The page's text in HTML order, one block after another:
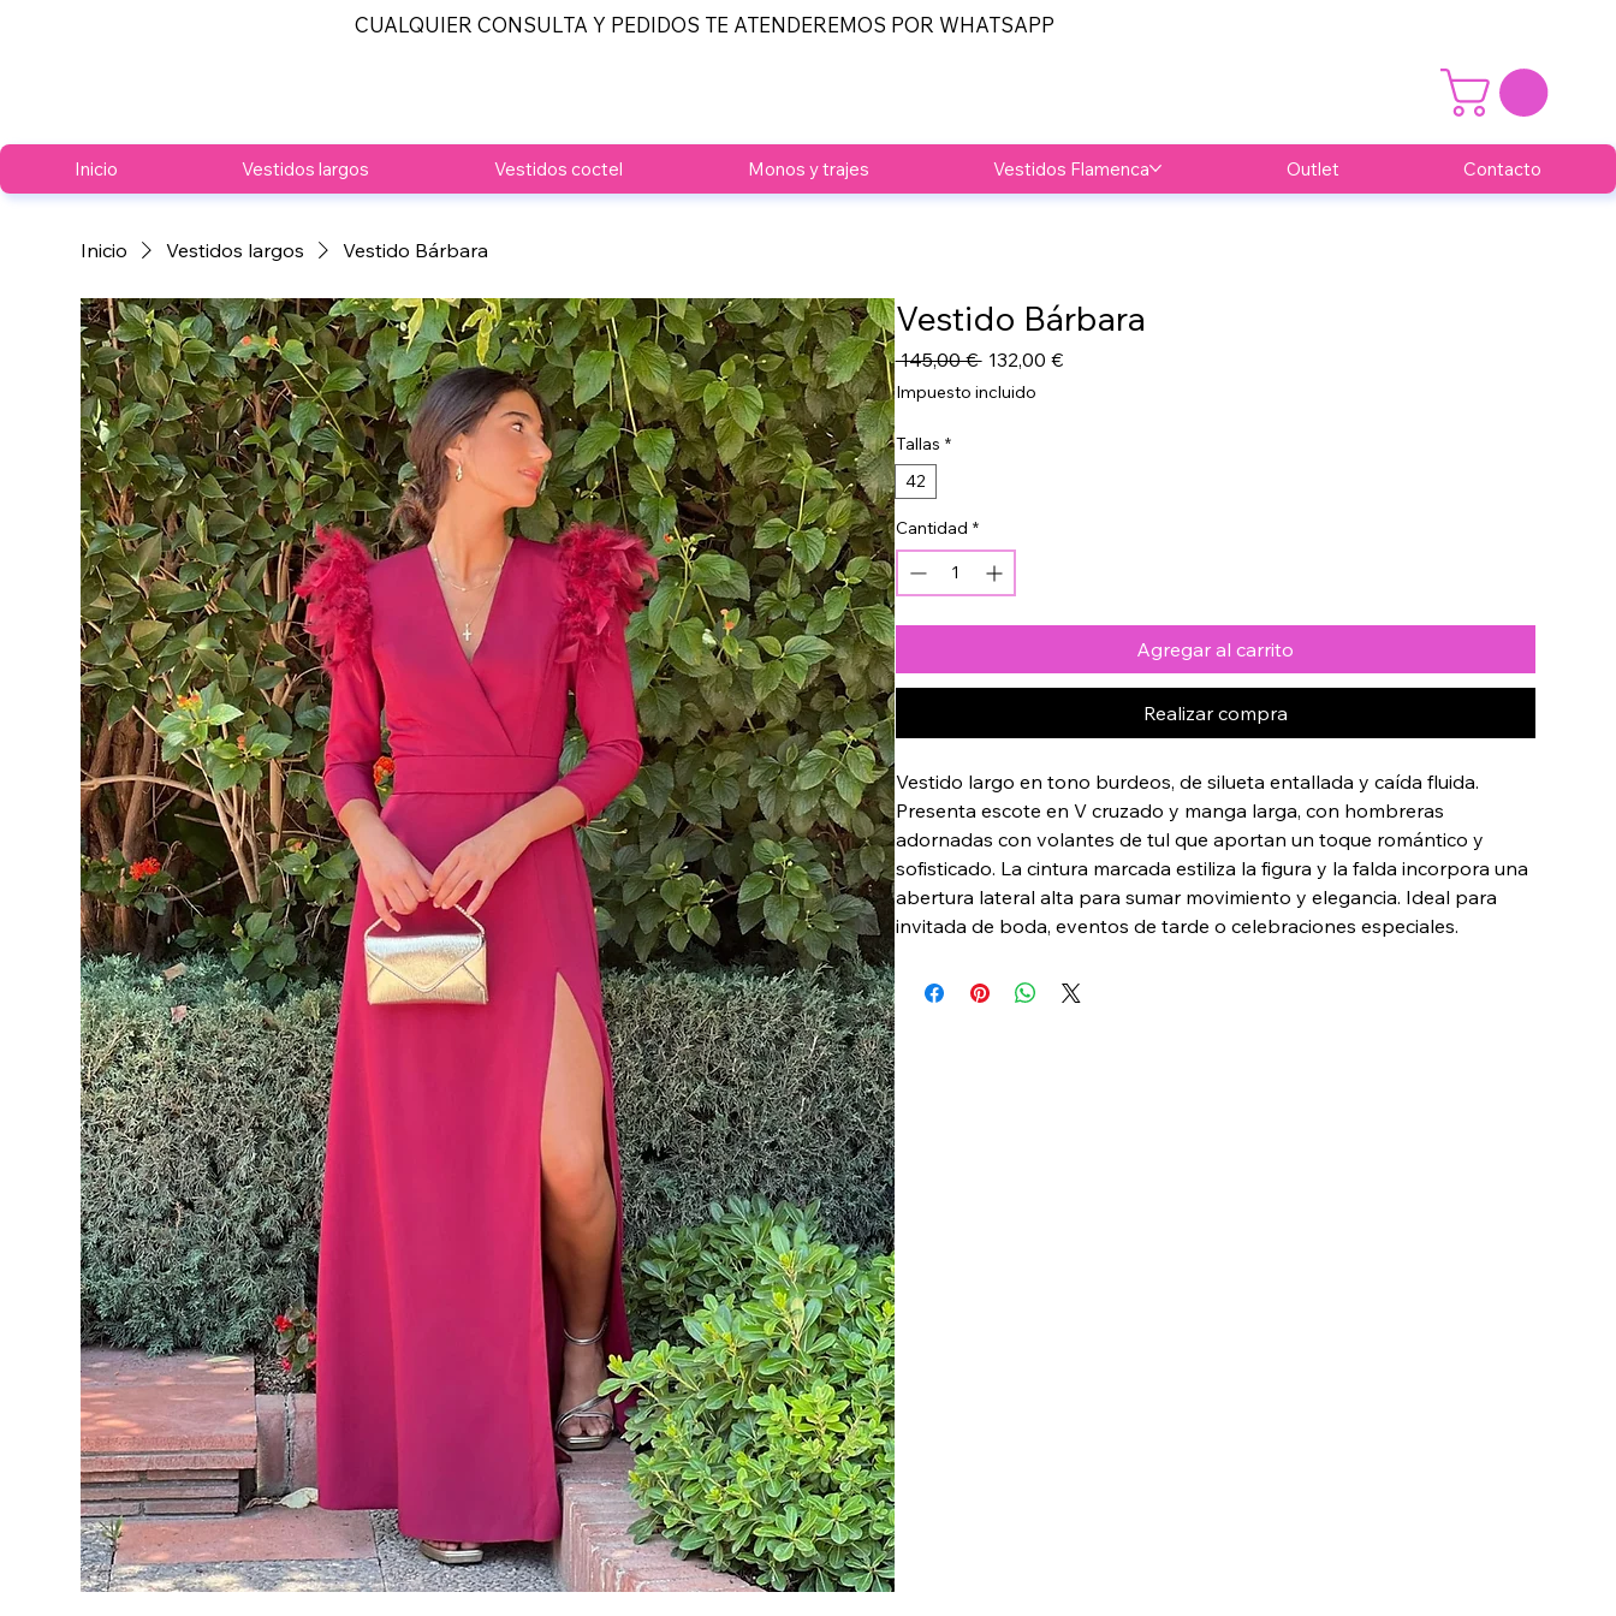
CUALQUIER CONSULTA Y PEDIDOS TE ATENDEREMOS POR WHATSAPP
Inicio Vestidos largos Vestidos coctel Monos y trajes Vestidos Flamenca Outlet Contacto
Inicio Vestidos largos Vestido Bárbara
Vestido Bárbara
145,00 € Precio
132,00 €Precio
Impuesto incluido
Tallas *
42
Cantidad *
Agregar al carrito
Realizar compra
Vestido largo en tono burdeos, de silueta entallada y caída fluida.
Presenta escote en V cruzado y manga larga, con hombreras
adornadas con volantes de tul que aportan un toque romántico y
sofisticado. La cintura marcada estiliza la figura y la falda incorpora una
abertura lateral alta para sumar movimiento y elegancia. Ideal para
invitada de boda, eventos de tarde o celebraciones especiales.